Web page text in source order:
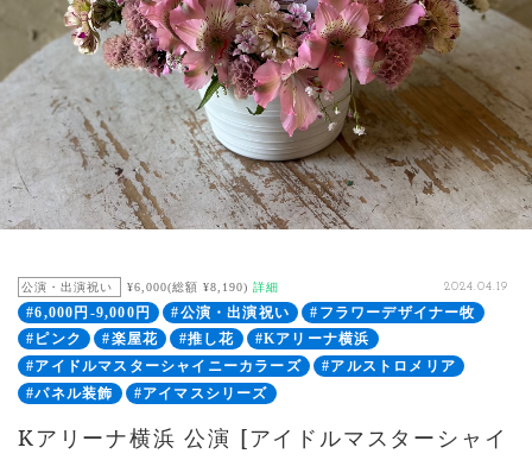
公演・出演祝い ¥6,000(総額 ¥8,190) 詳細 2024.04.19
#6,000円-9,000円 #公演・出演祝い
#フラワーデザイナー牧
#ピンク
#楽屋花 #推し花
#Kアリーナ横浜
#アイドルマスターシャイニーカラーズ
#アルストロメリア
#パネル装飾
#アイマスシリーズ
Kアリーナ横浜 公演 [アイドルマスターシャイ